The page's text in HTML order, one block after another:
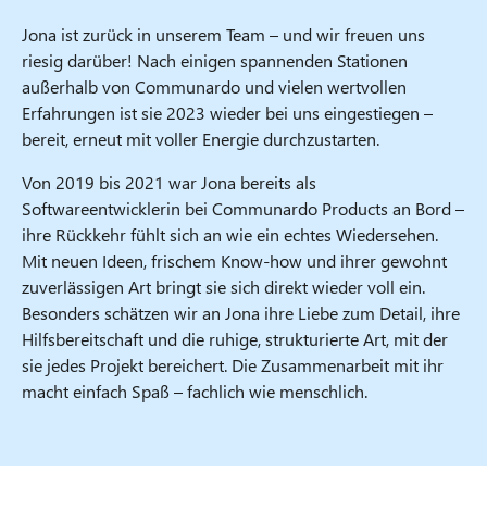
Jona ist zurück in unserem Team – und wir freuen uns
riesig darüber! Nach einigen spannenden Stationen
außerhalb von Communardo und vielen wertvollen
Erfahrungen ist sie 2023 wieder bei uns eingestiegen –
bereit, erneut mit voller Energie durchzustarten.
Von 2019 bis 2021 war Jona bereits als
Softwareentwicklerin bei Communardo Products an Bord –
ihre Rückkehr fühlt sich an wie ein echtes Wiedersehen.
Mit neuen Ideen, frischem Know-how und ihrer gewohnt
zuverlässigen Art bringt sie sich direkt wieder voll ein.
Besonders schätzen wir an Jona ihre Liebe zum Detail, ihre
Hilfsbereitschaft und die ruhige, strukturierte Art, mit der
sie jedes Projekt bereichert. Die Zusammenarbeit mit ihr
macht einfach Spaß – fachlich wie menschlich.